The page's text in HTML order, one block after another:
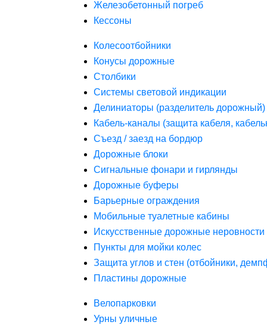
Железобетонный погреб
Кессоны
Колесоотбойники
Конусы дорожные
Столбики
Системы световой индикации
Делиниаторы (разделитель дорожный)
Кабель-каналы (защита кабеля,
Съезд / заезд на бордюр
Дорожные блоки
Сигнальные фонари и гирлянды
Дорожные буферы
Барьерные ограждения
Мобильные туалетные кабины
Искусственные дорожные
Пункты для мойки колес
Защита углов и стен (отбойники,
Пластины дорожные
Велопарковки
Урны уличные